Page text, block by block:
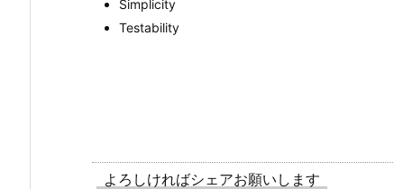
Simplicity
Testability
よろしければシェアお願いします